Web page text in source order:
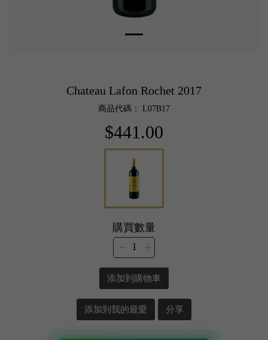
Chateau Lafon Rochet 2017
商品代碼： L07B17
$441.00
購買數量
添加到購物車
添加到我的最愛 分享